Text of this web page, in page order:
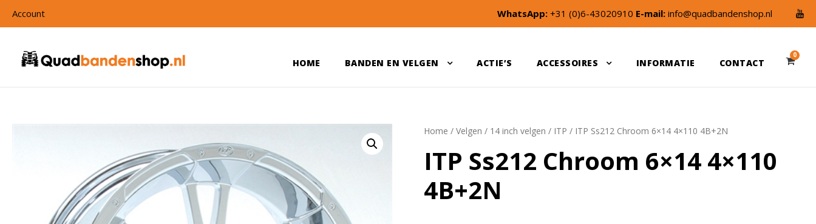
Account WhatsApp: +31 (0)6-43020910 E-mail: info@quadbandenshop.nl
HOME BANDEN EN VELGEN ACTIE’S ACCESSOIRES INFORMATIE CONTACT
0
Home /Velgen / 14 inch velgen / ITP / ITP Ss212 Chroom 6×14 4×110 4B+2N
ITP Ss212 Chroom 6×14 4×110
4B+2N